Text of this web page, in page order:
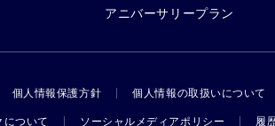
アニバーサリープラン
個人情報保護方針 個人情報の取扱いについて
について ソーシャルメディアポリシー 履